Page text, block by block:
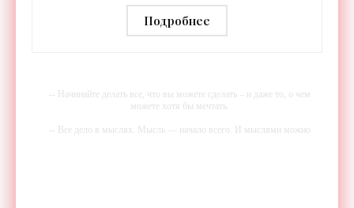
дальностью распознавания до 2 км
- «Гаджеты»
Подробнее
-- Начинайте делать все, что вы можете сделать – и даже то, о чем
можете хотя бы мечтать.
-- Все дело в мыслях. Мысль — начало всего. И мыслями можно